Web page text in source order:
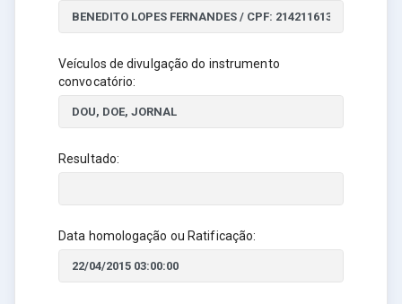
Veículos de divulgação do instrumento
convocatório:
Resultado:
Data homologação ou Ratificação: